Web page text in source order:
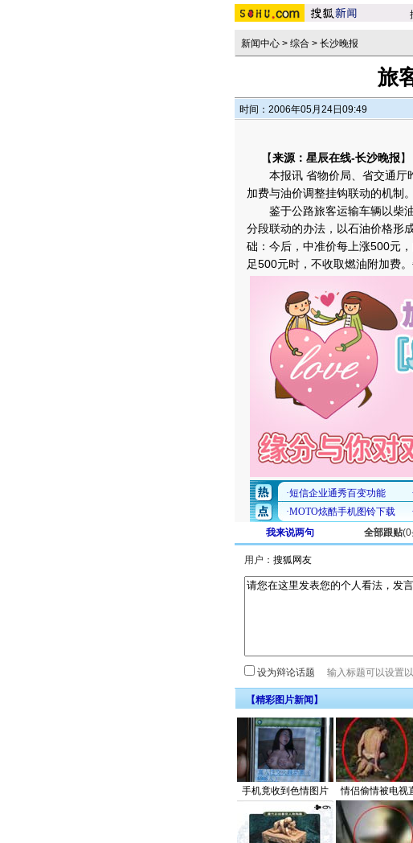
新闻中心 > 综合 > 长沙晚报
旅
时间：2006年05月24日09:49
【来源：星辰在线-长沙晚报】
本报讯 省物价局、省交通厅
加费与油价调整挂钩联动的机制。
鉴于公路旅客运输车辆以柴油
分段联动的办法，以石油价格形
础：今后，中准价每上涨500元
足500元时，不收取燃油附加费。
我来说两句 全部跟贴(0
用户：
设为辩论话题
【精彩图片新闻】
手机竟收到色情图片 情侣偷情被电视